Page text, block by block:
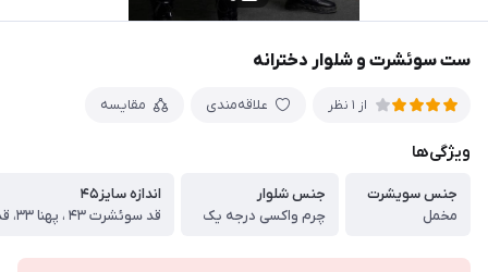
ست سوئشرت و شلوار دخترانه
از 1 نظر علاقه‌مندی مقایسه
ویژگی‌ها
جنس سویشرت
مخمل
جنس شلوار
چرم واکسی درجه یک
اندازه سایز۴۵
قد سوئشرت ۴۳ ، پهنا ۳۳، قد شلوار ۶۴ سانت